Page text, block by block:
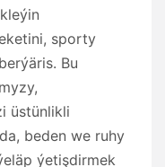
sporty
Bu
üstünlikli
beden we ruhy
ýetişdirmek